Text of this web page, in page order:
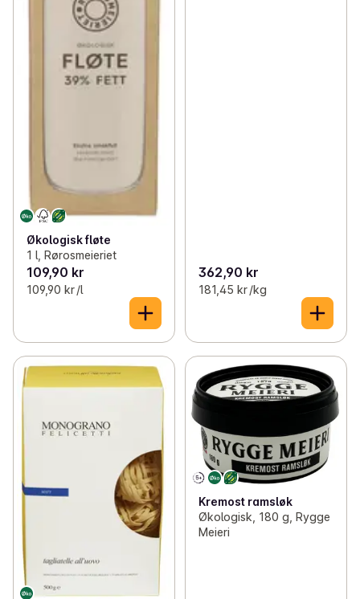
Økologisk fløte
1 l, Rørosmeieriet
109,90 kr
109,90 kr /l
362,90 kr
181,45 kr /kg
Kremost ramsløk
Økologisk, 180 g, Rygge
Meieri